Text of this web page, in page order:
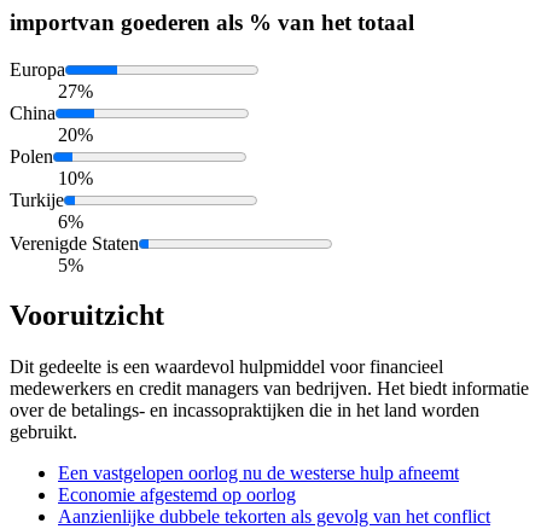
importvan goederen als % van het totaal
Europa
27%
China
20%
Polen
10%
Turkije
6%
Verenigde Staten
5%
Vooruitzicht
Dit gedeelte is een waardevol hulpmiddel voor financieel
medewerkers en credit managers van bedrijven. Het biedt informatie
over de betalings- en incassopraktijken die in het land worden
gebruikt.
Een vastgelopen oorlog nu de westerse hulp afneemt
Economie afgestemd op oorlog
Aanzienlijke dubbele tekorten als gevolg van het conflict